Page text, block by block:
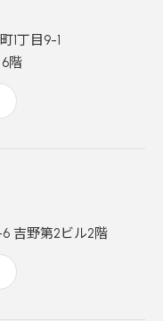
1丁目9-1
階
吉野第2ビル2階